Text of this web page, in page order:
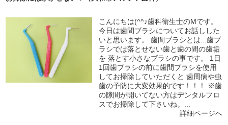
こんにちは(^^♪歯科衛生士のMです。
今日は歯間ブラシについてお話しした
いと思います。 歯間ブラシとは...歯ブ
ラシでは落とせない歯と歯の間の歯垢
を 落とす小さなブラシの事です。 1日
1回歯ブラシの前に歯間ブラシを使用
してお掃除していただくと 歯周病や虫
歯の予防に大変効果的です！！！ ※歯
の隙間が開いてない方はデンタルフロ
スでお掃除して下さいね。...
詳細ページへ